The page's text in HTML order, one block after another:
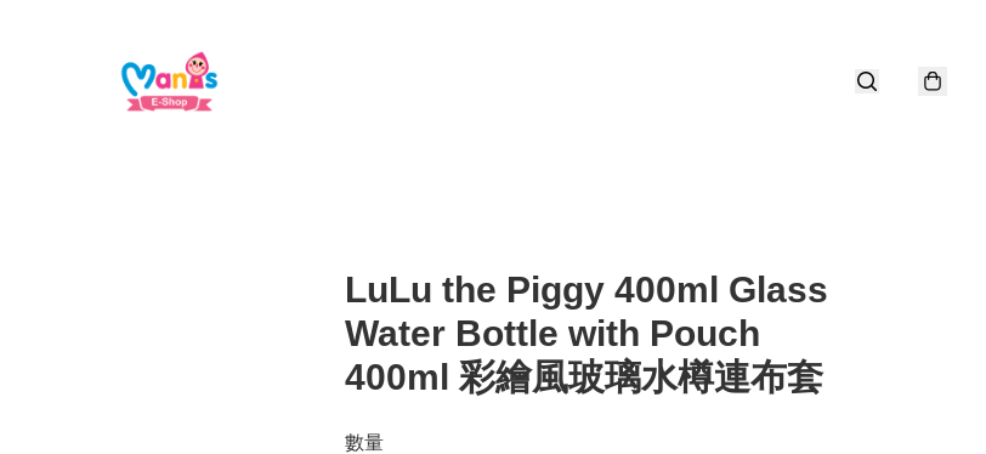
LuLu the Piggy 400ml Glass
Water Bottle with Pouch
400ml 彩繪風玻璃水樽連布套
數量